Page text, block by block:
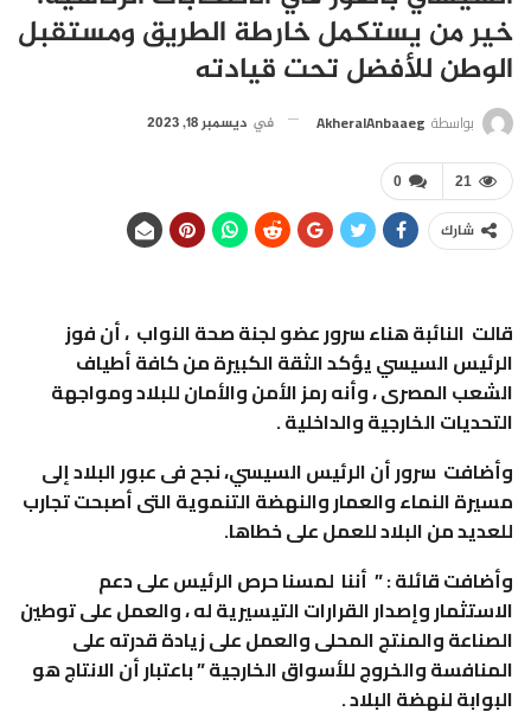
خير من يستكمل خارطة الطريق ومستقبل
الوطن للأفضل تحت قيادته
بواسطة AkheralAnbaaeg في ديسمبر 18, 2023
0 21
شارك
قالت النائبة هناء سرور عضو لجنة صحة النواب ، أن فوز
الرئيس السيسي يؤكد الثقة الكبيرة من كافة أطياف
الشعب المصرى ، وأنه رمز الأمن والأمان للبلاد ومواجهة
التحديات الخارجية والداخلية .
وأضافت سرور أن الرئيس السيسي، نجح فى عبور البلاد إلى
مسيرة النماء والعمار والنهضة التنموية التى أصبحت تجارب
للعديد من البلاد للعمل على خطاها.
وأضافت قائلة : ” أننا لمسنا حرص الرئيس على دعم
الاستثمار وإصدار القرارات التيسيرية له ، والعمل على توطين
الصناعة والمنتج المحلى والعمل على زيادة قدرته على
المنافسة والخروج للأسواق الخارجية ” باعتبار أن الانتاج هو
البوابة لنهضة البلاد .